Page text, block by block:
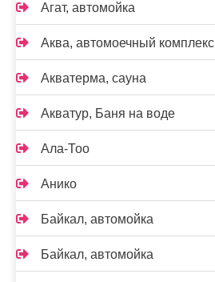
Агат, автомойка
Аква, автомоечный комплекс
Акватерма, сауна
Акватур, Баня на воде
Ала-Тоо
Анико
Байкал, автомойка
Байкал, автомойка